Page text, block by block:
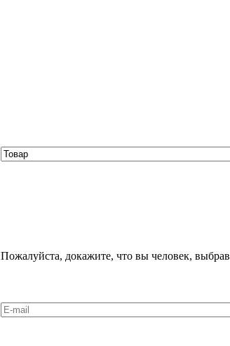
Пожалуйста, докажите, что вы человек, выбрав